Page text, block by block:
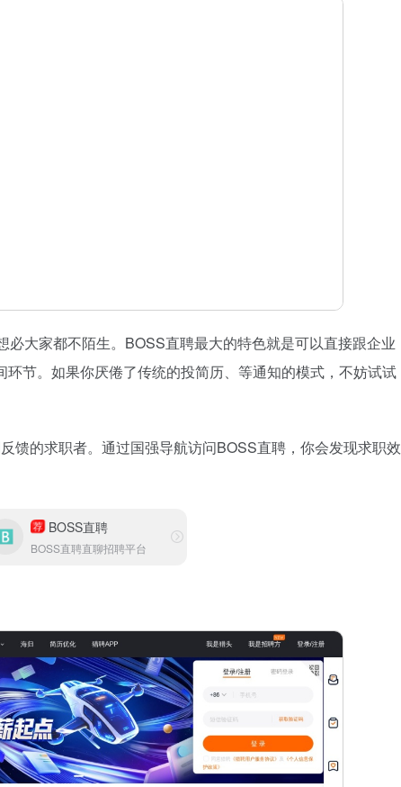
必大家都不陌生。BOSS直聘最大的特色就是可以直接跟企业
节。如果你厌倦了传统的投简历、等通知的模式，不妨试试
馈的求职者。通过国强导航访问BOSS直聘，你会发现求职效
荐 BOSS直聘
BOSS直聘直聊招聘平台